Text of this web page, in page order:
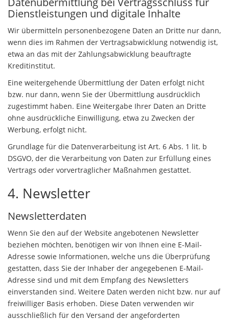
Dienstleistungen und digitale Inhalte
Wir übermitteln personenbezogene Daten an Dritte nur dann,
wenn dies im Rahmen der Vertragsabwicklung notwendig ist,
etwa an das mit der Zahlungsabwicklung beauftragte
Kreditinstitut.
Eine weitergehende Übermittlung der Daten erfolgt nicht
bzw. nur dann, wenn Sie der Übermittlung ausdrücklich
zugestimmt haben. Eine Weitergabe Ihrer Daten an Dritte
ohne ausdrückliche Einwilligung, etwa zu Zwecken der
Werbung, erfolgt nicht.
Grundlage für die Datenverarbeitung ist Art. 6 Abs. 1 lit. b
DSGVO, der die Verarbeitung von Daten zur Erfüllung eines
Vertrags oder vorvertraglicher Maßnahmen gestattet.
4. Newsletter
Newsletterdaten
Wenn Sie den auf der Website angebotenen Newsletter
beziehen möchten, benötigen wir von Ihnen eine E-Mail-
Adresse sowie Informationen, welche uns die Überprüfung
gestatten, dass Sie der Inhaber der angegebenen E-Mail-
Adresse sind und mit dem Empfang des Newsletters
einverstanden sind. Weitere Daten werden nicht bzw. nur auf
freiwilliger Basis erhoben. Diese Daten verwenden wir
ausschließlich für den Versand der angeforderten